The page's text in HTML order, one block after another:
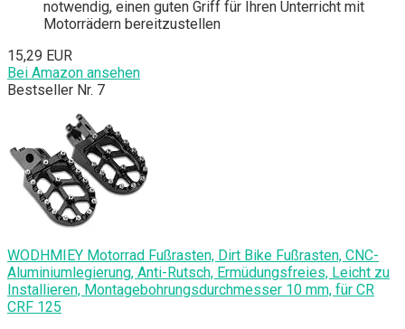
notwendig, einen guten Griff für Ihren Unterricht mit
Motorrädern bereitzustellen
15,29 EUR
Bei Amazon ansehen
Bestseller Nr. 7
WODHMIEY Motorrad Fußrasten, Dirt Bike Fußrasten, CNC-
Aluminiumlegierung, Anti-Rutsch, Ermüdungsfreies, Leicht zu
Installieren, Montagebohrungsdurchmesser 10 mm, für CR
CRF 125